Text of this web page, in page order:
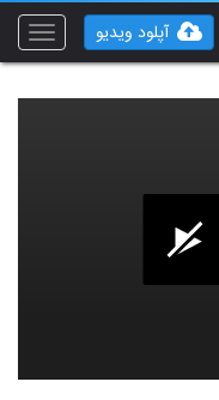
Toggle
آپلود ویدیو